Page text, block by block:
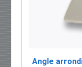
Angle